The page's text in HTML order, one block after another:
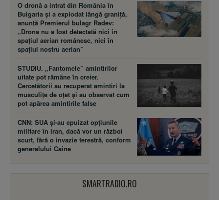
O dronă a intrat din România în
Bulgaria și a explodat lângă graniță,
anunță Premierul bulagr Radev:
„Drona nu a fost detectată nici în
spațiul aerian românesc, nici în
spațiul nostru aerian”
STUDIU. „Fantomele” amintirilor
uitate pot rămâne în creier.
Cercetătorii au recuperat amintiri la
musculițe de oțet și au observat cum
pot apărea amintirile false
CNN: SUA şi-au epuizat opțiunile
militare în Iran, dacă vor un război
scurt, fără o invazie terestră, conform
generalului Caine
SMARTRADIO.RO